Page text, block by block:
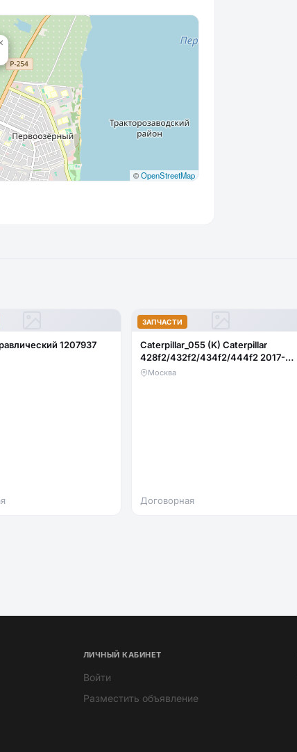
©OpenStreetMap
1207937
ЗАПЧАСТИ
Caterpillar_055 (K) Caterpillar
428f2/432f2/434f2/444f2 2017-
стекло лобовое нижнее правое
Москва
Договорная
ЛИЧНЫЙ КАБИНЕТ
Войти
Разместить объявление